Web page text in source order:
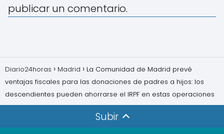
publicar un comentario.
Diario24horas Madrid
La Comunidad de Madrid prevé
ventajas fiscales para las donaciones de padres a hijos: los
descendientes pueden ahorrarse el IRPF en estas operaciones
Subir